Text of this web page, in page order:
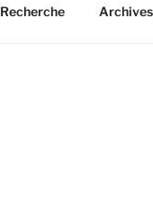
Recherche Archives